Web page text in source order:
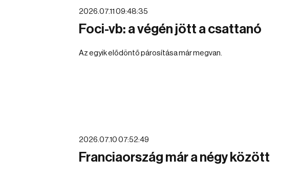
2026.07.11 09:48:35
Foci-vb: a végén jött a csattanó
Az egyik elődöntő párosítása már megvan.
2026.07.10 07:52:49
Franciaország már a négy között